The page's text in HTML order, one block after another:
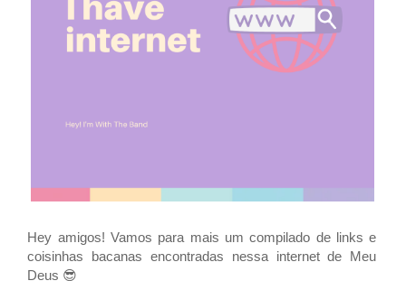
Hey amigos! Vamos para mais um compilado de links e
coisinhas bacanas encontradas nessa internet de Meu
Deus 😎